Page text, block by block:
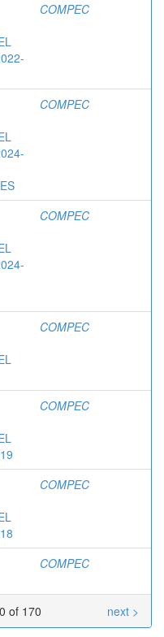
COMPEC
COMPEC
COMPEC
COMPEC
COMPEC
COMPEC
COMPEC
of 170 next >